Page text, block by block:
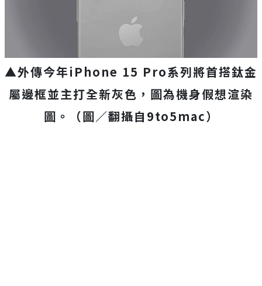
▲外傳今年iPhone 15 Pro系列將首搭鈦金
屬邊框並主打全新灰色，圖為機身假想渲染
圖。（圖／翻攝自9to5mac）